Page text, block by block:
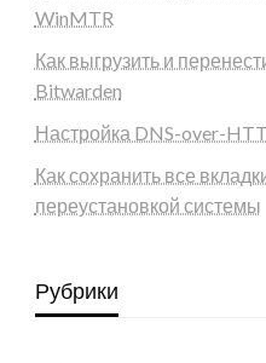
WinMTR
Как выгрузить и
Bitwarden
Настройка DNS-over-
Как сохранить все
переустановкой системы
Рубрики